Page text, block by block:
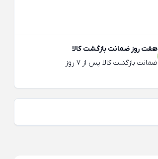
هفت روز ضمانت بازگشت کالا
ضمانت بازگشت کالا پس از 7 روز